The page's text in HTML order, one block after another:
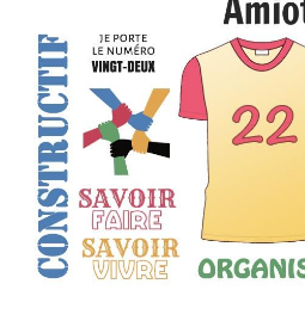
THÈME «
APPRENDRE LA
EXPLORER LA
70.000